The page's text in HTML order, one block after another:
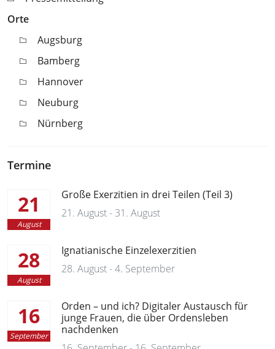
Orte
Augsburg
Bamberg
Hannover
Neuburg
Nürnberg
Termine
21
August
Große Exerzitien in drei Teilen (Teil 3)
21. August - 31. August
28
August
Ignatianische Einzelexerzitien
28. August - 4. September
16
September
Orden – und ich? Digitaler Austausch für
junge Frauen, die über Ordensleben
nachdenken